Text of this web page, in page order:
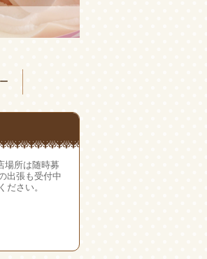
場所は随時募
出張も受付中
ださい。